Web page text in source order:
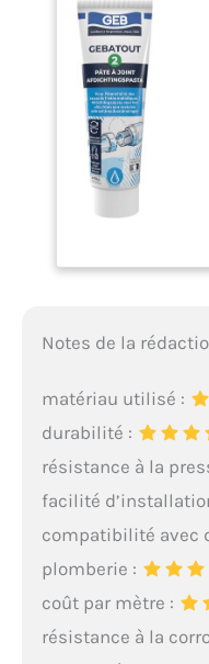
Notes de la
matériau utilisé :
durabilité :
résistance à la
facilité
compatibilité avec
plomberie :
coût par mètre :
résistance à la